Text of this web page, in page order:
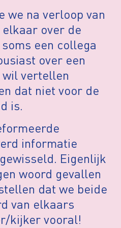
we na verloop van
over de
een collega
over een
vertellen
dat niet voor de
is.
informatie
Eigenlijk
woord gevallen
dat we beide
van elkaars
kijker vooral!